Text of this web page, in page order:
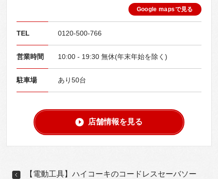
Google mapsで見る
TEL 0120-500-766
営業時間 10:00 - 19:30 無休(年末年始を除く)
駐車場 あり50台
店舗情報を見る
【電動工具】ハイコーキのコードレスセーバソー